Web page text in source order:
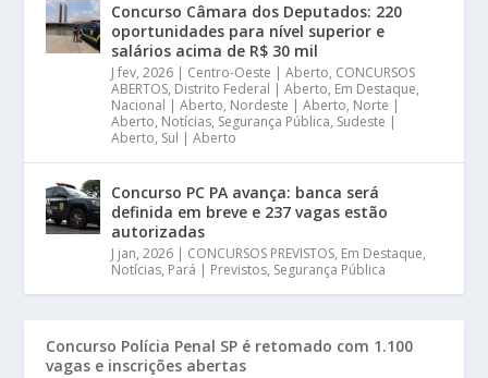
Concurso Câmara dos Deputados: 220
oportunidades para nível superior e
salários acima de R$ 30 mil
J fev, 2026 | Centro-Oeste | Aberto, CONCURSOS
ABERTOS, Distrito Federal | Aberto, Em Destaque,
Nacional | Aberto, Nordeste | Aberto, Norte |
Aberto, Notícias, Segurança Pública, Sudeste |
Aberto, Sul | Aberto
Concurso PC PA avança: banca será
definida em breve e 237 vagas estão
autorizadas
J jan, 2026 | CONCURSOS PREVISTOS, Em Destaque,
Notícias, Pará | Previstos, Segurança Pública
Concurso Polícia Penal SP é retomado com 1.100
vagas e inscrições abertas